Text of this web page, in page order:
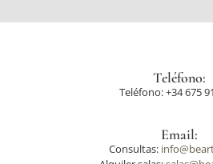
Teléfono:
Teléfono: +34 675
Email:
Consultas: